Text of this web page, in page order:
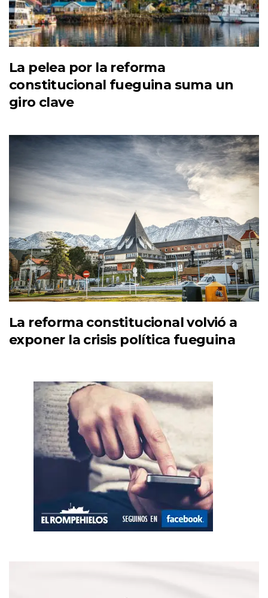
La pelea por la reforma
constitucional fueguina suma un
giro clave
La reforma constitucional volvió a
exponer la crisis política fueguina